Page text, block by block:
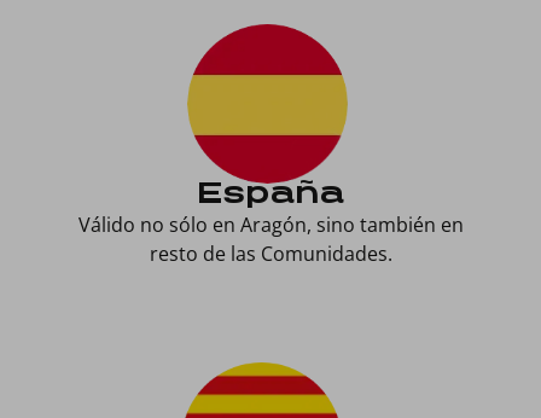
España
Válido no sólo en Aragón, sino también en
resto de las Comunidades.